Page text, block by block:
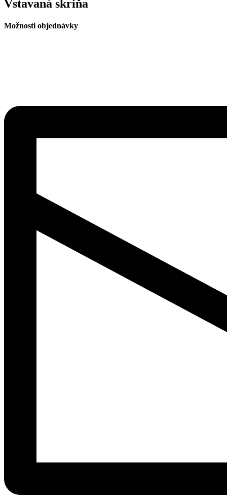
Vstavaná skriňa
Možnosti objednávky